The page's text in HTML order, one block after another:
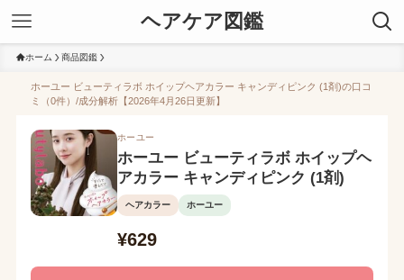
ヘアケア図鑑
ホーム 商品図鑑
ホーユー ビューティラボ ホイップヘアカラー キャンディピンク (1剤)の口コ
ミ（0件）/成分解析【2026年4月26日更新】
ホーユー
ホーユー ビューティラボ ホイップヘ
アカラー キャンディピンク (1剤)
ヘアカラー ホーユー
¥629